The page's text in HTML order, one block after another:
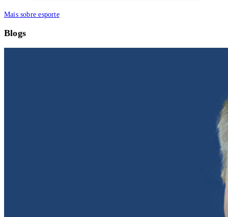
Mais sobre esporte
Blogs